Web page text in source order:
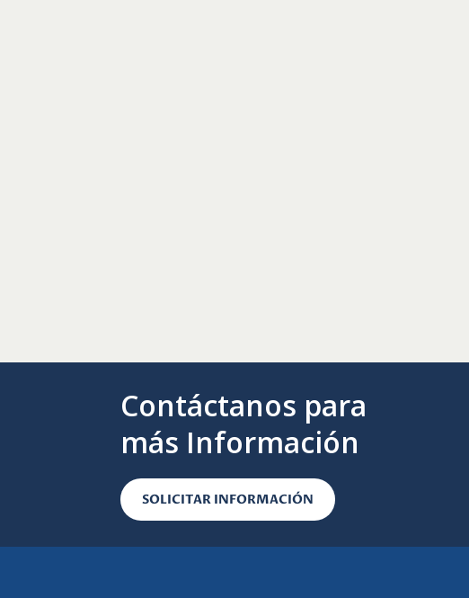
Contáctanos para
más Información
SOLICITAR INFORMACIÓN